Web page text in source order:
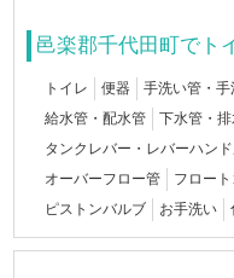
邑楽郡千代田町でト
トイレ 便器 手洗い管・手
給水管・配水管
下水管・
タンクレバー・レバーハン
オーバーフロー管
フロー
ピストンバルブ
お手洗い